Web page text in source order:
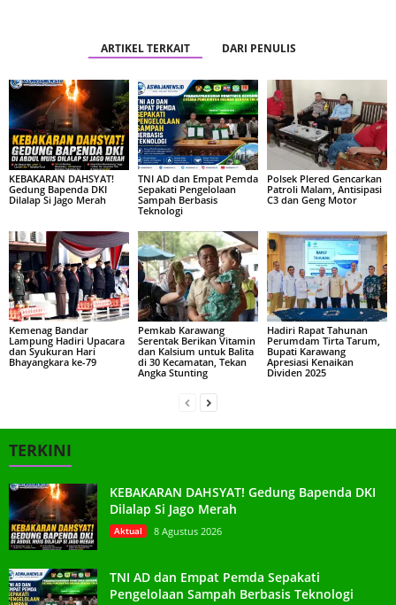
ARTIKEL TERKAIT DARI PENULIS
KEBAKARAN DAHSYAT!
Gedung Bapenda DKI
Dilalap Si Jago Merah
TNI AD dan Empat Pemda
Sepakati Pengelolaan
Sampah Berbasis
Teknologi
Polsek Plered Gencarkan
Patroli Malam, Antisipasi
C3 dan Geng Motor
Kemenag Bandar
Lampung Hadiri Upacara
dan Syukuran Hari
Bhayangkara ke-79
Pemkab Karawang
Serentak Berikan Vitamin
dan Kalsium untuk Balita
di 30 Kecamatan, Tekan
Angka Stunting
Hadiri Rapat Tahunan
Perumdam Tirta Tarum,
Bupati Karawang
Apresiasi Kenaikan
Dividen 2025
TERKINI
KEBAKARAN DAHSYAT! Gedung Bapenda DKI
Dilalap Si Jago Merah
Aktual 8 Agustus 2026
TNI AD dan Empat Pemda Sepakati
Pengelolaan Sampah Berbasis Teknologi